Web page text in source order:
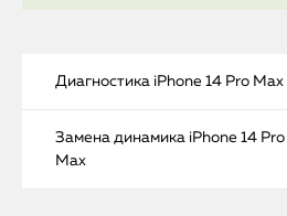
Диагностика iPhone 14 Pro Max
Замена динамика iPhone 14 Pro
Max